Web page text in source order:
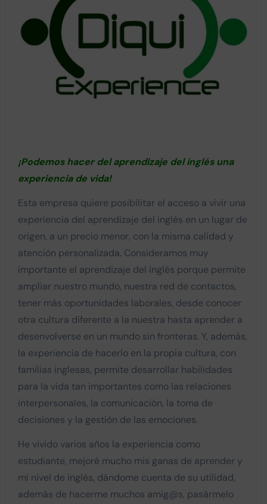
¡Podemos hacer del aprendizaje del inglés una
experiencia de vida!
Esta empresa quiere posibilitar el acceso a vivir una
experiencia del aprendizaje del inglés en un lugar de
origen, a un precio menor, con la misma calidad y
atención personalizada. Consideramos muy
importante el aprendizaje del inglés porque permite
ampliar nuestro mundo, nuestra red de contactos,
tener más oportunidades laborales, desde conocer
otra cultura diferente a la nuestra hasta aprender a
desenvolverse en un mundo sin fronteras. Y, además,
la experiencia de hacerlo en la propia cultura, con
familias inglesas, permite desarrollar habilidades
para la vida tan importantes como las relaciones
interpersonales, la comunicación, la toma de
decisiones y la gestión de las emociones.
He vivido varios años la experiencia como
estudiante, mejoré mucho mis ganas de aprender y
mi nivel de inglés, dándome cuenta de su utilidad,
además de hacerme muchos amig@s, pasármelo